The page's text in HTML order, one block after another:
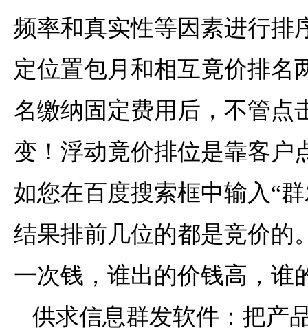
频率和真实性等因素进行排
定位置包月和相互竟价排名
名缴纳固定费用后，不管点
变！浮动竟价排位是靠客户
如您在百度搜索框中输入“
结果排前几位的都是竞价的
一次钱，谁出的价钱高，谁
供求信息群发软件：把产